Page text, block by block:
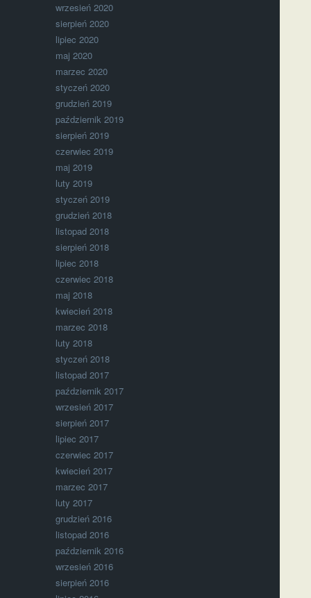
wrzesień 2020
sierpień 2020
lipiec 2020
maj 2020
marzec 2020
styczeń 2020
grudzień 2019
październik 2019
sierpień 2019
czerwiec 2019
maj 2019
luty 2019
styczeń 2019
grudzień 2018
listopad 2018
sierpień 2018
lipiec 2018
czerwiec 2018
maj 2018
kwiecień 2018
marzec 2018
luty 2018
styczeń 2018
listopad 2017
październik 2017
wrzesień 2017
sierpień 2017
lipiec 2017
czerwiec 2017
kwiecień 2017
marzec 2017
luty 2017
grudzień 2016
listopad 2016
październik 2016
wrzesień 2016
sierpień 2016